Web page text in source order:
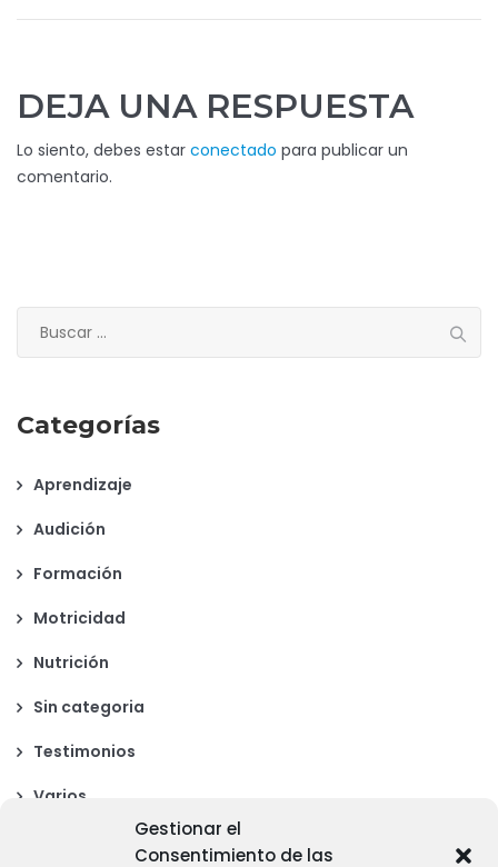
Gestionar el
Consentimiento de las
DEJA UNA RESPUESTA
Lo siento, debes estar conectado para publicar un
comentario.
Categorías
Aprendizaje
Audición
Formación
Motricidad
Nutrición
Sin categoria
Testimonios
Varios